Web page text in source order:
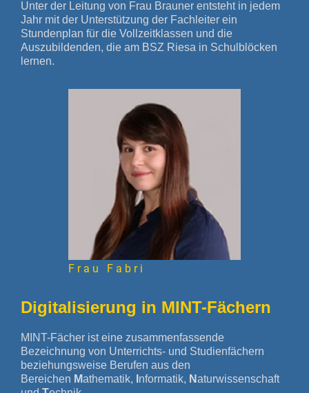
Unter der Leitung von Frau Brauner entsteht in jedem
Jahr mit der Unterstützung der Fachleiter ein
Stundenplan für die Vollzeitklassen und die
Auszubildenden, die am BSZ Riesa in Schulblöcken
lernen.
Frau Fabri
Digitalisierung in MINT-Fächern
MINT-Fächer ist eine zusammenfassende
Bezeichnung von Unterrichts- und Studienfächern
beziehungsweise Berufen aus den
Bereichen Mathematik, nformatik, Naturwissenschaft